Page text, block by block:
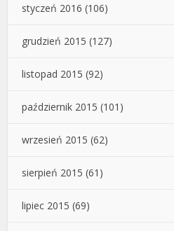
styczeń 2016 (106)
grudzień 2015 (127)
listopad 2015 (92)
październik 2015 (101)
wrzesień 2015 (62)
sierpień 2015 (61)
lipiec 2015 (69)